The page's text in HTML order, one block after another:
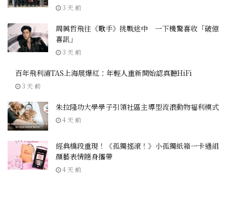
3 天 前
周興哲飛往《歌手》挑戰途中 一下機驚喜收「破億
喜訊」
3 天 前
百年飛利浦TAS上海展爆紅：年輕人重新開始認真聽HiFi
3 天 前
朱拉隆功大學學子引領社區主導型流浪動物福利模式
4 天 前
經典橋段重現！《孤獨搖滾！》小孤獨紙箱一卡通組
顏藝表情隨身攜帶
4 天 前